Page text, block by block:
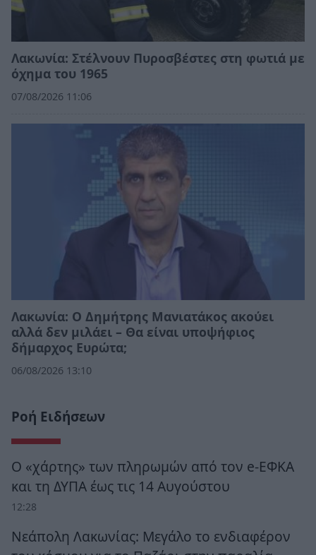
Λακωνία: Στέλνουν Πυροσβέστες στη φωτιά με
όχημα του 1965
07/08/2026 11:06
Λακωνία: Ο Δημήτρης Μανιατάκος ακούει
αλλά δεν μιλάει – Θα είναι υποψήφιος
δήμαρχος Ευρώτα;
06/08/2026 13:10
Ροή Ειδήσεων
Ο «χάρτης» των πληρωμών από τον e-ΕΦΚΑ
και τη ΔΥΠΑ έως τις 14 Αυγούστου
12:28
Νεάπολη Λακωνίας: Μεγάλο το ενδιαφέρον